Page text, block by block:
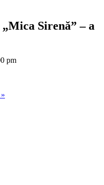
Sirenă” – a
pm
»